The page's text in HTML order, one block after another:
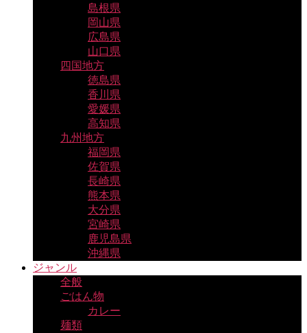
島根県
岡山県
広島県
山口県
四国地方
徳島県
香川県
愛媛県
高知県
九州地方
福岡県
佐賀県
長崎県
熊本県
大分県
宮崎県
鹿児島県
沖縄県
ジャンル
全般
ごはん物
カレー
麺類